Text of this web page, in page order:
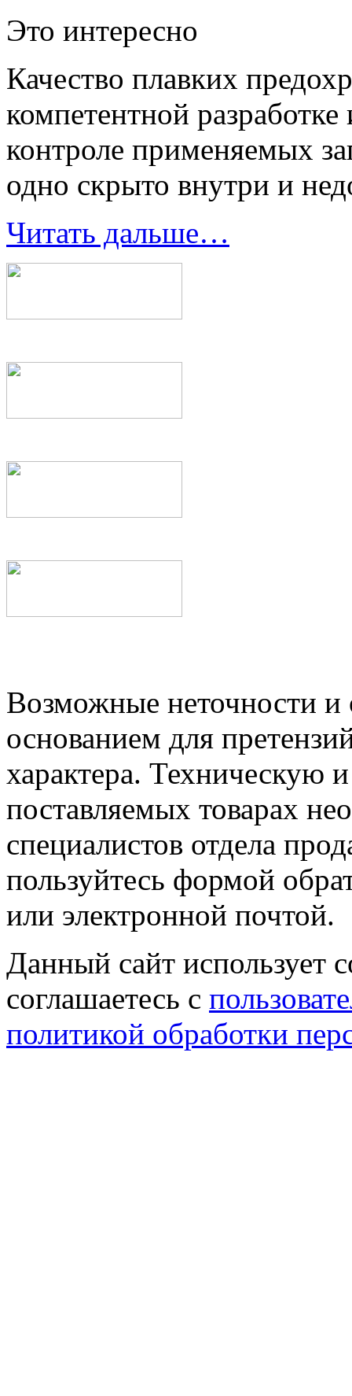
Это интересно
Качество плавких
компетентной
контроле применяемых
одно скрыто внутри и
Читать дальше…
Возможные неточности и
основанием для
характера.
поставляемых товарах
специалистов отдела
пользуйтесь формой
или электронной почтой.
Данный сайт использует
соглашаетесь с
политикой обработки